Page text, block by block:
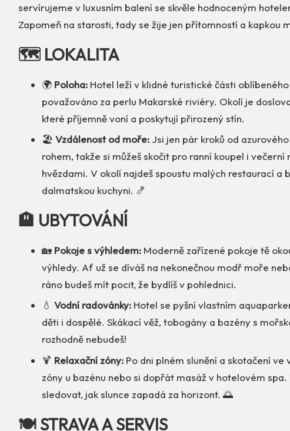
servírujeme v luxusním balení se skvěle hodnoceným
Zapomeň na starosti, tady se žije jen přítomností a kapkou
🗺️ LOKALITA
🌍 Poloha: Hotel leží v klidné turistické části
považováno za perlu Makarské riviéry. Okolí je
které příjemně voní a poskytují přirozený stín.
🏖️ Vzdálenost od moře: Jsi jen pár kroků od
rohem, takže si můžeš skočit pro ranní koupel i
hvězdami. V okolí najdeš spoustu malých restaurací a
dalmatskou kuchyni. 🍤
🏨 UBYTOVÁNÍ
🏡 Pokoje s výhledem: Moderně zařízené pokoje tě
výhledy. Ať už se díváš na nekonečnou modř moře
ráno budeš mít pocit, že bydlíš v pohlednici.
💧 Vodní radovánky: Hotel se pyšní vlastním
děti i dospělé. Skákací věž, tobogány a bazény s
rozhodně nebudeš!
🍹 Relaxační zóny: Po dni plném slunění a skotačení
zóny u bazénu nebo si dopřát masáž v hotelovém
sledovat, jak slunce zapadá za horizont. 🌅
🍽️ STRAVA A SERVIS